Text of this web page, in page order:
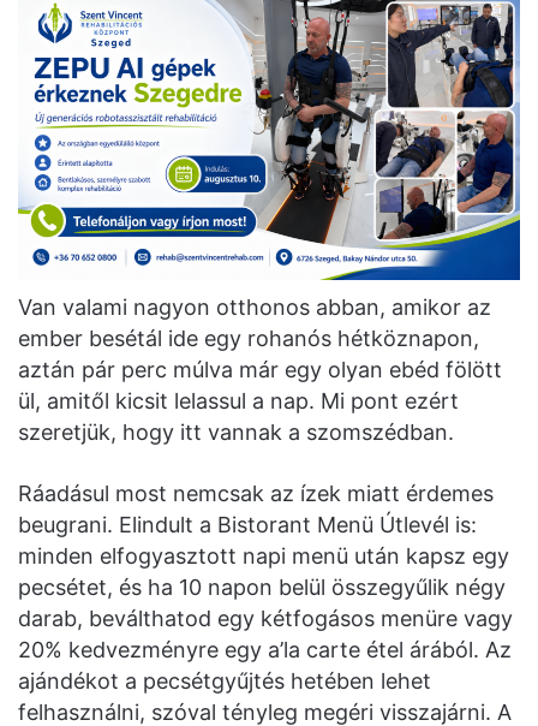
Van valami nagyon otthonos abban, amikor az
ember besétál ide egy rohanós hétköznapon,
aztán pár perc múlva már egy olyan ebéd fölött
ül, amitől kicsit lelassul a nap. Mi pont ezért
szeretjük, hogy itt vannak a szomszédban.
Ráadásul most nemcsak az ízek miatt érdemes
beugrani. Elindult a Bistorant Menü Útlevél is:
minden elfogyasztott napi menü után kapsz egy
pecsétet, és ha 10 napon belül összegyűlik négy
darab, beválthatod egy kétfogásos menüre vagy
20% kedvezményre egy a’la carte étel árából. Az
ajándékot a pecsétgyűjtés hetében lehet
felhasználni, szóval tényleg megéri visszajárni. A